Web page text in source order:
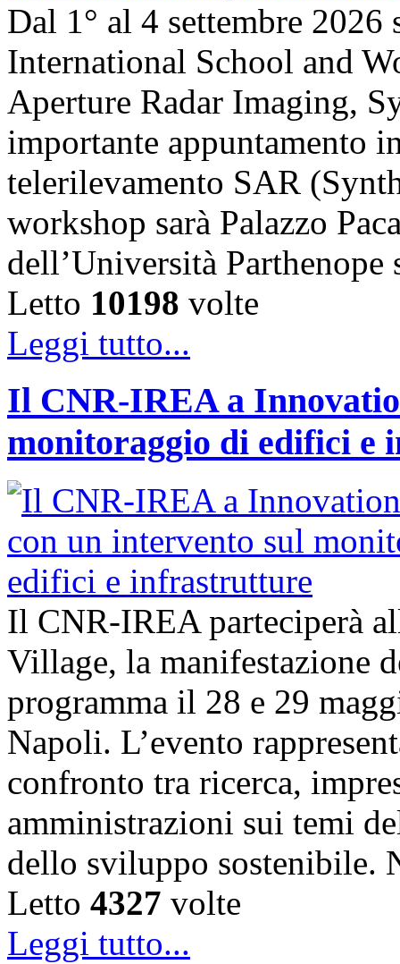
Dal 1° al 4 settembre
International School and
Aperture Radar Imaging,
importante appuntamento
telerilevamento SAR
workshop sarà Palazzo
dell’Università
Letto 10198 volte
Leggi tutto...
Il CNR-IREA a
monitoraggio di edifici e
Il CNR-IREA parteciperà
Village, la manifestazione
programma il 28 e 29
Napoli. L’evento
confronto tra ricerca,
amministrazioni sui temi
dello sviluppo sostenibile.
Letto 4327 volte
Leggi tutto...